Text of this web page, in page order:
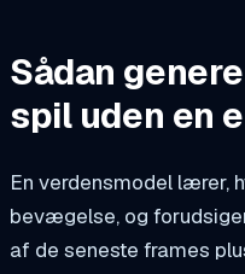
Sådan
spil uden en
En verdensmodel lærer,
bevægelse, og
af de seneste frames